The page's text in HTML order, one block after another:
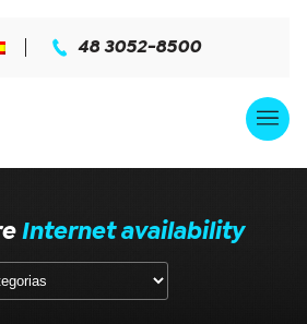
48 3052-8500
Internet availability